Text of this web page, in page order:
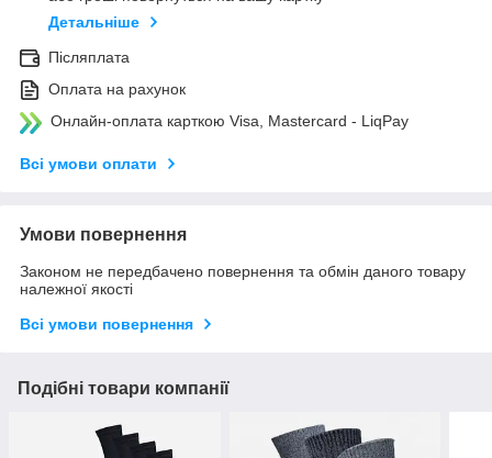
Детальніше
Післяплата
Оплата на рахунок
Онлайн-оплата карткою Visa, Mastercard - LiqPay
Всі умови оплати
Умови повернення
Законом не передбачено повернення та обмін даного товару
належної якості
Всі умови повернення
Подібні товари компанії